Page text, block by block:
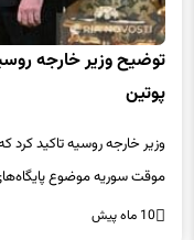
توضیح وزیر خارجه
پوتین
وزیر خارجه روسیه تاکید کرد
موقت سوریه موضوع
10 ماه پیش